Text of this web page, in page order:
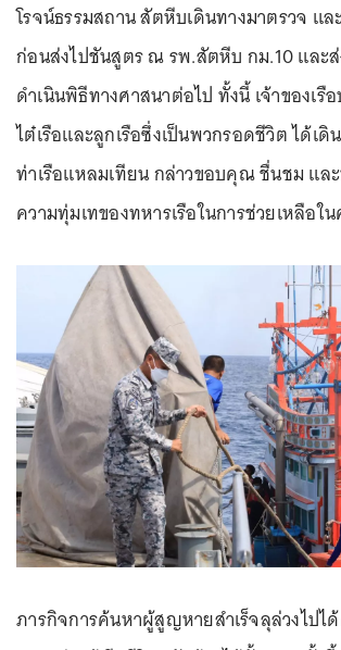
โรจน์ธรรมสถาน สัตหีบเดินทางมาตรวจ แล
ก่อนส่งไปชันสูตร ณ รพ.สัตหีบ กม.10 และ
ดำเนินพิธีทางศาสนาต่อไป ทั้งนี้ เจ้าของเรื
ไต๋เรือและลูกเรือซึ่งเป็นพวกรอดชีวิต ได้เ
ท่าเรือแหลมเทียน กล่าวขอบคุณ ชื่นชม แล
ความทุ่มเทของทหารเรือในการช่วยเหลือใ
ภารกิจการค้นหาผู้สูญหายสำเร็จลุล่วงไปไ